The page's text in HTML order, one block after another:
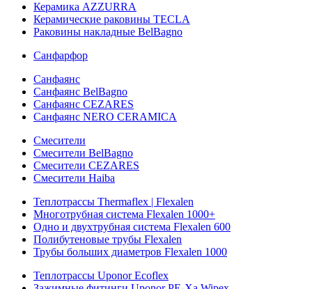
Керамика AZZURRA
Керамические раковины TECLA
Раковины накладные BelBagno
Санфарфор
Санфаянс
Санфаянс BelBagno
Санфаянс CEZARES
Санфаянс NERO CERAMICA
Смесители
Смесители BelBagno
Смесители CEZARES
Смесители Haiba
Теплотрассы Thermaflex | Flexalen
Многотрубная система Flexalen 1000+
Одно и двухтрубная система Flexalen 600
Полибутеновые трубы Flexalen
Трубы больших диаметров Flexalen 1000
Теплотрассы Uponor Ecoflex